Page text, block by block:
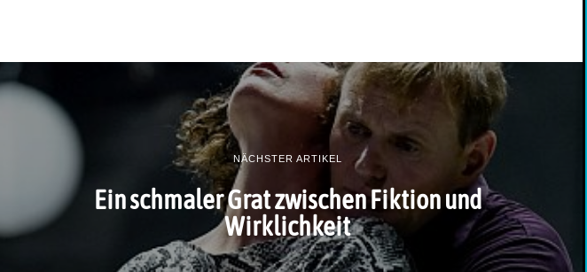
NÄCHSTER ARTIKEL
Ein schmaler Grat zwischen Fiktion und
Wirklichkeit